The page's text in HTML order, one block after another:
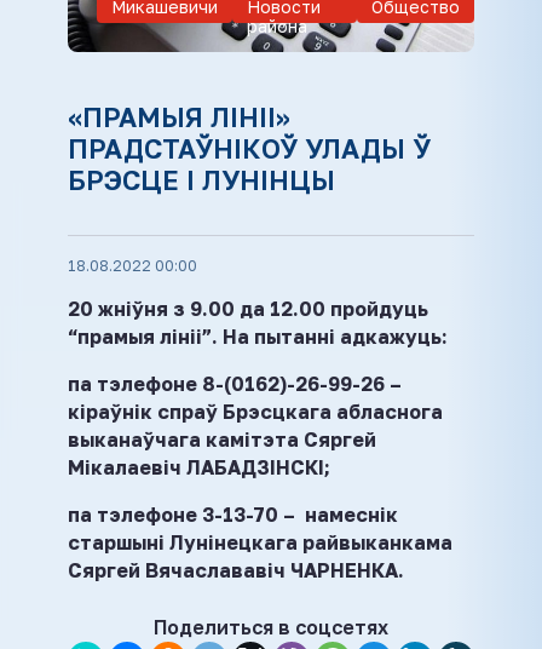
Микашевичи
Новости
района
Общество
«ПРАМЫЯ ЛІНІІ»
ПРАДСТАЎНІКОЎ УЛАДЫ Ў
БРЭСЦЕ І ЛУНІНЦЫ
18.08.2022 00:00
20 жніўня з 9.00 да 12.00 пройдуць
“прамыя лініі”. На пытанні адкажуць:
па тэлефоне 8-(0162)-26-99-26 –
кіраўнік спраў Брэсцкага абласнога
выканаўчага камітэта Сяргей
Мікалаевіч ЛАБАДЗІНСКІ;
па тэлефоне 3-13-70 – намеснік
старшыні Лунінецкага райвыканкама
Сяргей Вячаслававіч ЧАРНЕНКА.
Поделиться в соцсетях